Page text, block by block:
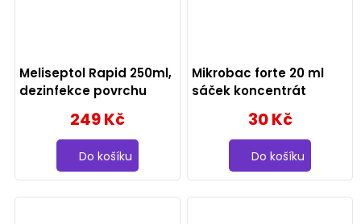
Meliseptol Rapid 250ml,
dezinfekce povrchu
249 Kč
Do košíku
Mikrobac forte 20 ml
sáček koncentrát
30 Kč
Do košíku